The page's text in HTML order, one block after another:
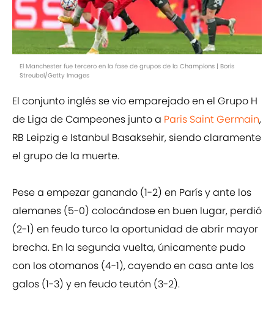
El Manchester fue tercero en la fase de grupos de la Champions | Boris
Streubel/Getty Images
El conjunto inglés se vio emparejado en el Grupo H
de Liga de Campeones junto a Paris Saint Germain,
RB Leipzig e Istanbul Basaksehir, siendo claramente
el grupo de la muerte.
Pese a empezar ganando (1-2) en París y ante los
alemanes (5-0) colocándose en buen lugar, perdió
(2-1) en feudo turco la oportunidad de abrir mayor
brecha. En la segunda vuelta, únicamente pudo
con los otomanos (4-1), cayendo en casa ante los
galos (1-3) y en feudo teutón (3-2).